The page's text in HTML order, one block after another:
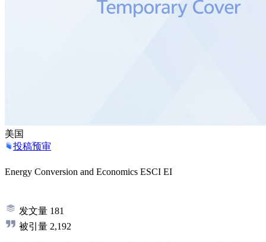
美国
投稿预审
Energy Conversion and Economics ESCI EI
发文量 181
被引量 2,192